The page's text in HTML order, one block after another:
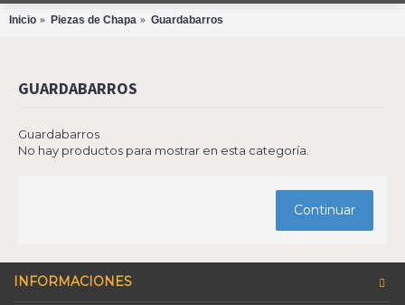
Inicio Piezas de Chapa Guardabarros
GUARDABARROS
Guardabarros
No hay productos para mostrar en esta categoría.
Continuar
INFORMACIONES